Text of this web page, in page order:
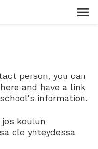
person, you can
and have a link
information.
koulun
ole yhteydessä